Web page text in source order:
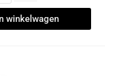
winkelwagen